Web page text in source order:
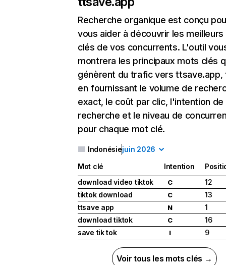
Recherche organique est conçu
vous aider à découvrir les
clés de vos concurrents. L'outil
montrera les principaux mots clés
génèrent du trafic vers ttsave.app,
en fournissant le volume de
exact, le coût par clic, l'intention de
recherche et le niveau de
pour chaque mot clé.
Indonésiejuin 2026
Mot clé Intention
download video tiktok
C
12
tiktok download
C
13
ttsave app
N
1
download tiktok
C
16
save tik tok
I 9
Voir tous les mots clés →